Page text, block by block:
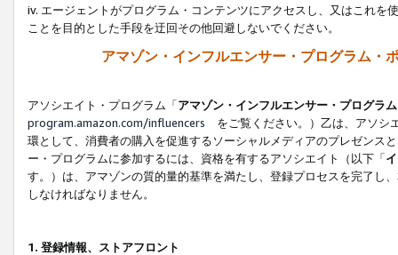
iv. エージェントがプログラム・コンテンツにアクセスし、又はこれ
ことを目的とした手段を迂回その他回避しないでください。
アマゾン・インフルエンサー・プログラム・
アソシエイト・プログラム「アマゾン・インフルエンサー・プログラム
program.amazon.com/influencers をご覧ください。）乙は、アソシ
環として、消費者の購入を促進するソーシャルメディアのプレゼンス
ー・プログラムに参加するには、資格を有するアソシエイト（以下「
す。）は、アマゾンの質的量的基準を満たし、登録プロセスを完了し、
しなければなりません。
1. 登録情報、ストアフロント